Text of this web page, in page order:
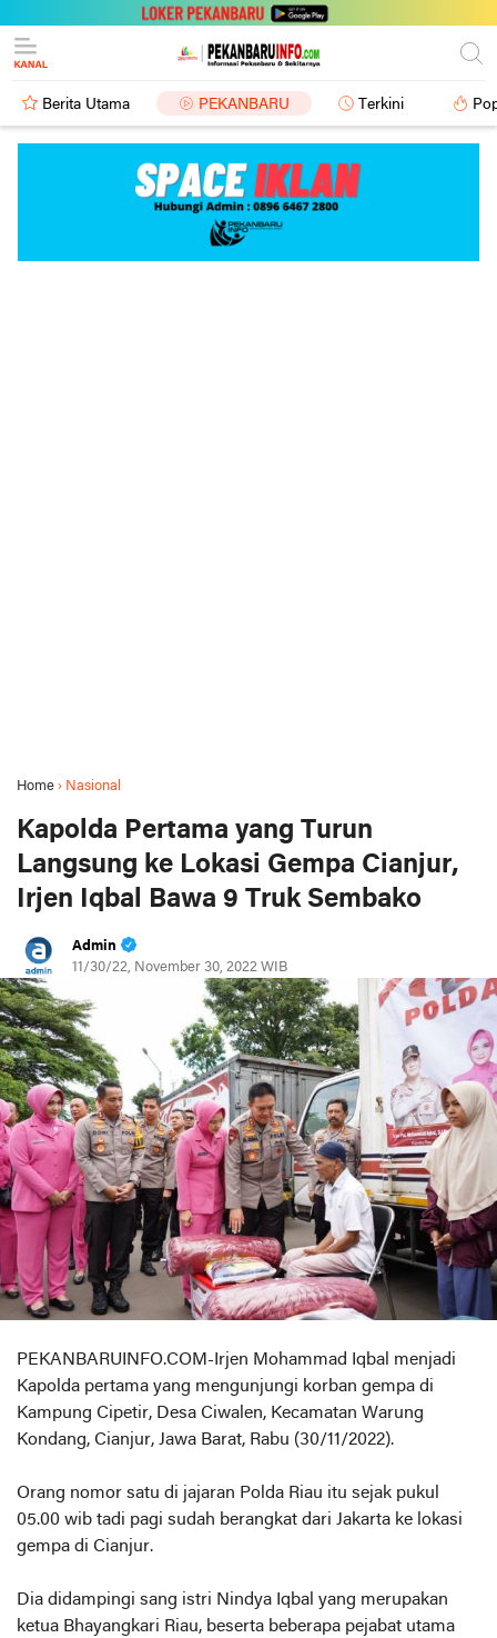
Berita Utama PEKANBARU Terkini
Home › Nasional
Kapolda Pertama yang Turun
Langsung ke Lokasi Gempa Cianjur,
Irjen Iqbal Bawa 9 Truk Sembako
Admin
11/30/22, November 30, 2022 WIB
PEKANBARUINFO.COM-Irjen Mohammad Iqbal menjadi
Kapolda pertama yang mengunjungi korban gempa di
Kampung Cipetir, Desa Ciwalen, Kecamatan Warung
Kondang, Cianjur, Jawa Barat, Rabu (30/11/2022).
Orang nomor satu di jajaran Polda Riau itu sejak pukul
05.00 wib tadi pagi sudah berangkat dari Jakarta ke lokasi
gempa di Cianjur.
Dia didampingi sang istri Nindya Iqbal yang merupakan
ketua Bhayangkari Riau, beserta beberapa pejabat utama